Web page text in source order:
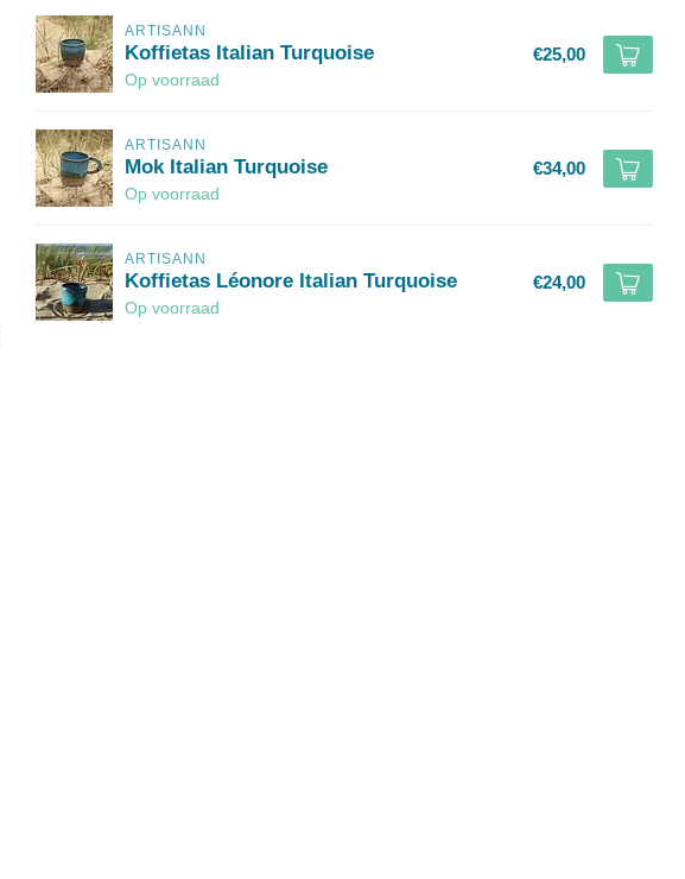
ARTISANN
Koffietas Italian Turquoise
Op voorraad
€25,00
ARTISANN
Mok Italian Turquoise
Op voorraad
€34,00
ARTISANN
Koffietas Léonore Italian Turquoise
Op voorraad
€24,00